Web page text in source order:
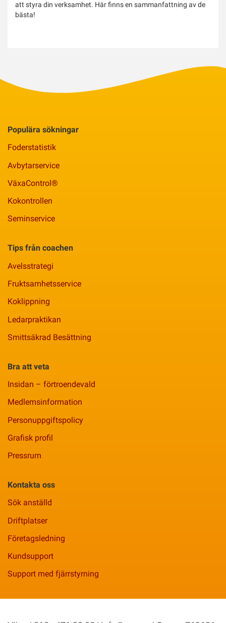
att styra din verksamhet. Här finns en sammanfattning av de
bästa!
Populära sökningar
Foderstatistik
Avbytarservice
VäxaControl®
Kokontrollen
Seminservice
Tips från coachen
Avelsstrategi
Fruktsamhetsservice
Koklippning
Ledarpraktikan
Smittsäkrad Besättning
Bra att veta
Insidan – förtroendevald
Medlemsinformation
Personuppgiftspolicy
Grafisk profil
Pressrum
Kontakta oss
Sök anställd
Driftplatser
Företagsledning
Kundsupport
Support med fjärrstyrning